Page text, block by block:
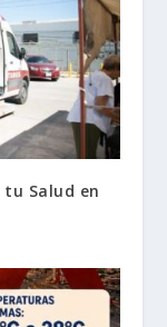
Salud en